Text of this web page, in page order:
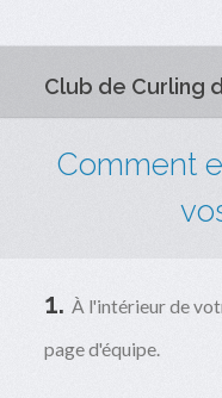
Club de Curling
Comment
1.À l'intérieur de
page d'équipe.